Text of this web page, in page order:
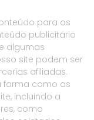
para os
publicitário
algumas
site podem ser
afiliadas.
forma como as
incluindo a
como